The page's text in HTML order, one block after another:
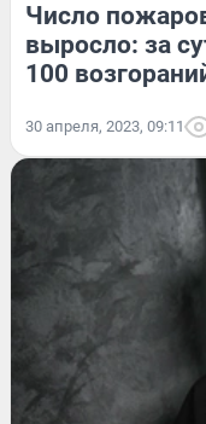
Число
выросло: за
100
30 апреля, 2023, 09:11